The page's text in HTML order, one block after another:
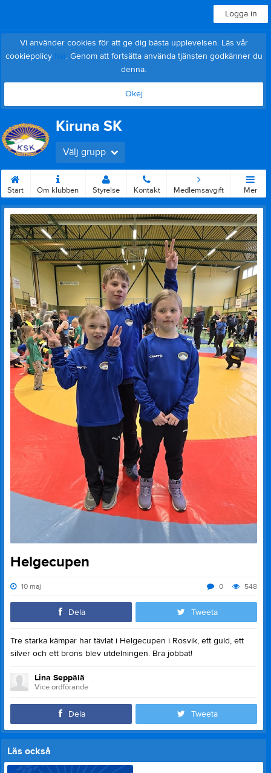
Logga in
Vi använder cookies för att ge dig bästa upplevelsen. Läs vår
cookiepolicy här. Genom att fortsätta använda tjänsten godkänner du
denna.
Okej
Kiruna SK
Välj grupp
Start Om klubben Styrelse Kontakt Medlemsavgift Mer
Helgecupen
10 maj 548
0
Dela Tweeta
Tre starka kämpar har tävlat i Helgecupen i Rosvik, ett guld, ett
silver och ett brons blev utdelningen. Bra jobbat!
Lina Seppälä
Vice ordförande
Dela Tweeta
Läs också